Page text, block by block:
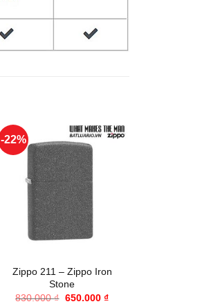
-22%
Zippo 211 – Zippo Iron
Stone
830.000₫ Giá
650.000 ₫Giá